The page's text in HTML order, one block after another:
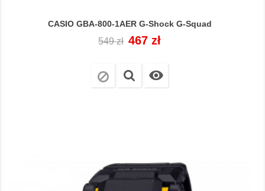
CASIO GBA-800-1AER G-Shock G-Squad
Cena
549 zł Cena
467 zł
